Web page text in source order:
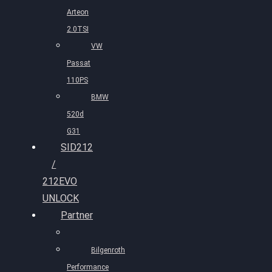
Arteon
2.0TSI
VW
Passat
110PS
BMW
520d
G31
SID212
/
212EVO
UNLOCK
Partner
Bilgenroth
Performance